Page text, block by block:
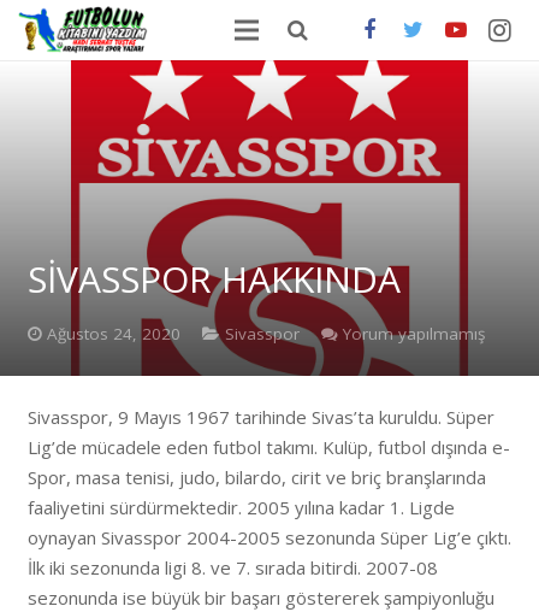
HAKKIMDA
FUTBOLDA GÜNCEL HABERLER
SİVASSPOR HAKKINDA
Ağustos 24, 2020 Sivasspor Yorum yapılmamış
Sivasspor, 9 Mayıs 1967 tarihinde Sivas’ta kuruldu. Süper
Lig’de mücadele eden futbol takımı. Kulüp, futbol dışında e-
Spor, masa tenisi, judo, bilardo, cirit ve briç branşlarında
faaliyetini sürdürmektedir. 2005 yılına kadar 1. Ligde
oynayan Sivasspor 2004-2005 sezonunda Süper Lig’e çıktı.
İlk iki sezonunda ligi 8. ve 7. sırada bitirdi. 2007-08
sezonunda ise büyük bir başarı göstererek şampiyonluğu